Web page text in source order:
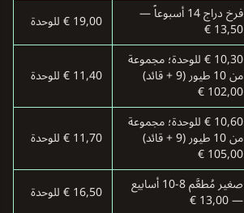
فرخ دراج 14 أسبوعاً —
13,50 € 19,00 € للوحدة
10,30 € للوحدة؛ مجموعة
من 10 طيور (9 + قائد)
102,00 €
11,40 € للوحدة
10,60 € للوحدة؛ مجموعة
من 10 طيور (9 + قائد)
105,00 €
11,70 € للوحدة
صغير مُطعَّم 8-10 أسابيع
— 13,00 €
16,50 € للوحدة